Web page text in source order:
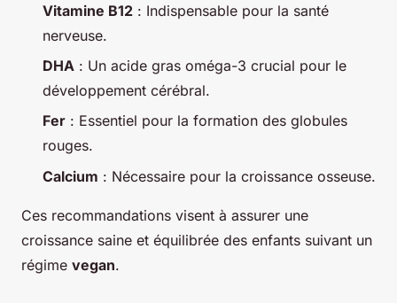
Vitamine B12 : Indispensable pour la santé
nerveuse.
DHA : Un acide gras oméga-3 crucial pour le
développement cérébral.
Fer : Essentiel pour la formation des globules
rouges.
Calcium : Nécessaire pour la croissance osseuse.
Ces recommandations visent à assurer une
croissance saine et équilibrée des enfants suivant un
régime vegan.